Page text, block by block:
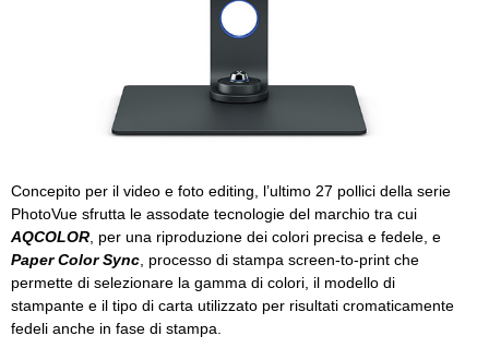
Concepito per il video e foto editing, l’ultimo 27 pollici della serie
PhotoVue sfrutta le assodate tecnologie del marchio tra cui
AQCOLOR , per una riproduzione dei colori precisa e fedele, e
Paper Color Sync , processo di stampa screen-to-print che
permette di selezionare la gamma di colori, il modello di
stampante e il tipo di carta utilizzato per risultati cromaticamente
fedeli anche in fase di stampa.